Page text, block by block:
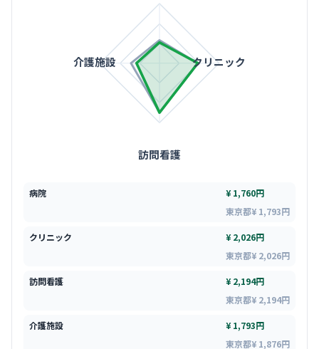
クリニック
訪問看護
介護施設
病院
¥ 1,760円
東京都¥ 1,793円
クリニック
¥ 2,026円
東京都¥ 2,026円
訪問看護
¥ 2,194円
東京都¥ 2,194円
介護施設
¥ 1,793円
東京都¥ 1,876円